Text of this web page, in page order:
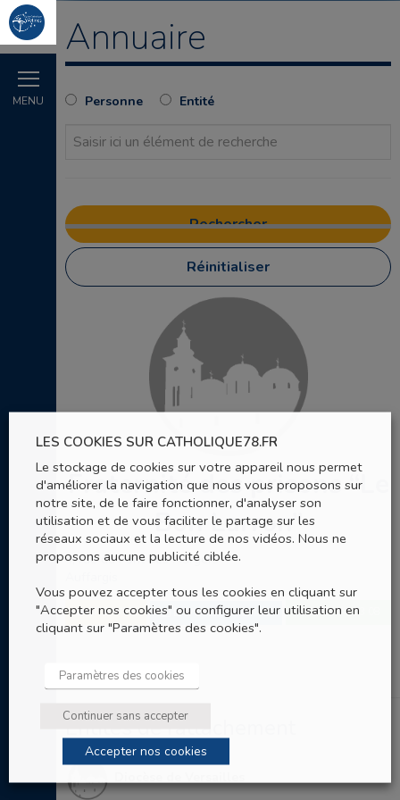
MENU
Annuaire
Personne Entité
Réinitialiser
Fraternité des prisons “Le
Bon Larron”
4, rue du Pont des Murgers
SITE WEB ENVOYER UN EMAIL 01 34 84 13 08
Entités de rattachement
LES COOKIES SUR CATHOLIQUE78.FR
Le stockage de cookies sur votre appareil nous permet
d'améliorer la navigation que nous vous proposons sur
notre site, de le faire fonctionner, d'analyser son
utilisation et de vous faciliter le partage sur les
réseaux sociaux et la lecture de nos vidéos. Nous ne
proposons aucune publicité ciblée.
Vous pouvez accepter tous les cookies en cliquant sur
"Accepter nos cookies" ou configurer leur utilisation en
cliquant sur "Paramètres des cookies".
Paramètres des cookies
Continuer sans accepter
Accepter nos cookies